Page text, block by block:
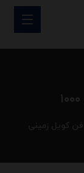
فن کویل زمینی